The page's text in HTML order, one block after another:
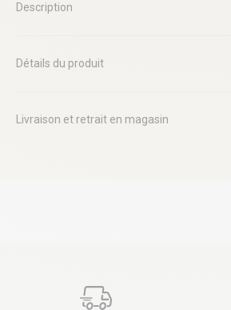
Description
Détails du produit
Livraison et retrait en magasin